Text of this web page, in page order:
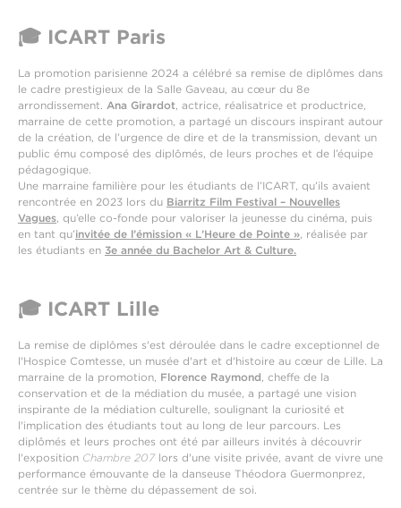
🎓 ICART Paris
La promotion parisienne 2024 a célébré sa remise de diplômes dans
le cadre prestigieux de la Salle Gaveau, au cœur du 8e
arrondissement. Ana Girardot, actrice, réalisatrice et productrice,
marraine de cette promotion, a partagé un discours inspirant autour
de la création, de l’urgence de dire et de la transmission, devant un
public ému composé des diplômés, de leurs proches et de l’équipe
pédagogique.
Une marraine familière pour les étudiants de l’ICART, qu’ils avaient
rencontrée en 2023 lors du Biarritz Film Festival – Nouvelles
Vagues, qu’elle co-fonde pour valoriser la jeunesse du cinéma, puis
en tant qu’invitée de l’émission « L’Heure de Pointe », réalisée par
les étudiants en 3e année du Bachelor Art & Culture.
🎓 ICART Lille
La remise de diplômes s'est déroulée dans le cadre exceptionnel de
l'Hospice Comtesse, un musée d'art et d'histoire au cœur de Lille. La
marraine de la promotion, Florence Raymond, cheffe de la
conservation et de la médiation du musée, a partagé une vision
inspirante de la médiation culturelle, soulignant la curiosité et
l'implication des étudiants tout au long de leur parcours. Les
diplômés et leurs proches ont été par ailleurs invités à découvrir
l'exposition Chambre 207 lors d'une visite privée, avant de vivre une
performance émouvante de la danseuse Théodora Guermonprez,
centrée sur le thème du dépassement de soi.